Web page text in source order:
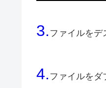
3. ファイルをデ
4. ファイルをダ